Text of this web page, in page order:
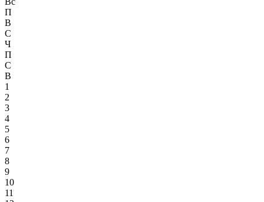
П
В
С
Ч
П
С
В
1
2
3
4
5
6
7
8
9
10
11